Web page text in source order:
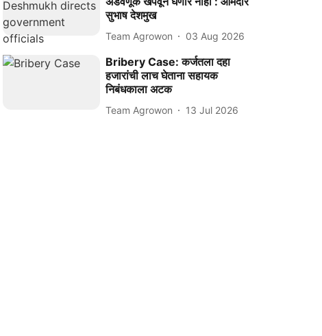
सुभाष देशमुख
Team Agrowon 03 Aug 2026
Bribery Case: कर्जतला दहा
हजारांची लाच घेताना सहायक
निबंधकाला अटक
Team Agrowon 13 Jul 2026